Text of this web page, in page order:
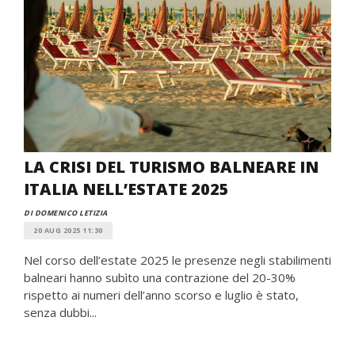
LA CRISI DEL TURISMO BALNEARE IN
ITALIA NELL’ESTATE 2025
DI DOMENICO LETIZIA
20 AUG 2025 11:30
Nel corso dell’estate 2025 le presenze negli stabilimenti
balneari hanno subìto una contrazione del 20-30%
rispetto ai numeri dell’anno scorso e luglio è stato,
senza dubbi...